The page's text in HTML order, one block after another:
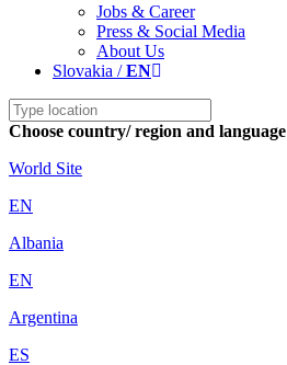
Jobs & Career
Press & Social Media
About Us
Slovakia /EN
Choose country/ region and language
World Site
EN
Albania
EN
Argentina
ES